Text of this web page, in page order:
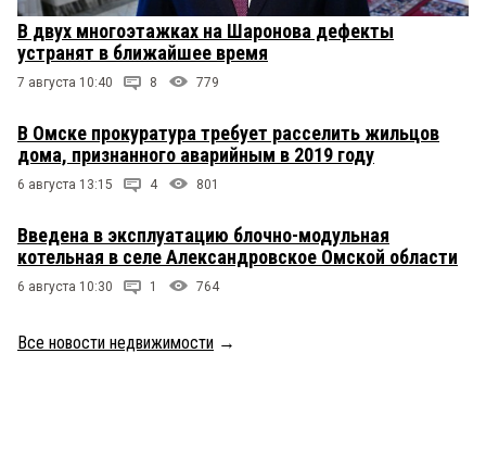
В двух многоэтажках на Шаронова дефекты
устранят в ближайшее время
7 августа 10:40 8 779
В Омске прокуратура требует расселить жильцов
дома, признанного аварийным в 2019 году
6 августа 13:15 4 801
Введена в эксплуатацию блочно-модульная
котельная в селе Александровское Омской области
6 августа 10:30 1 764
Все новости недвижимости →